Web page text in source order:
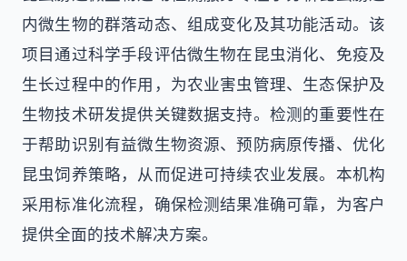
内微生物的群落动态、组成变化及其功能活动。该
项目通过科学手段评估微生物在昆虫消化、免疫及
生长过程中的作用，为农业害虫管理、生态保护及
生物技术研发提供关键数据支持。检测的重要性在
于帮助识别有益微生物资源、预防病原传播、优化
昆虫饲养策略，从而促进可持续农业发展。本机构
采用标准化流程，确保检测结果准确可靠，为客户
提供全面的技术解决方案。